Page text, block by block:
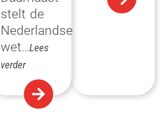
stelt de
Nederlandse
wet…Lees
verder